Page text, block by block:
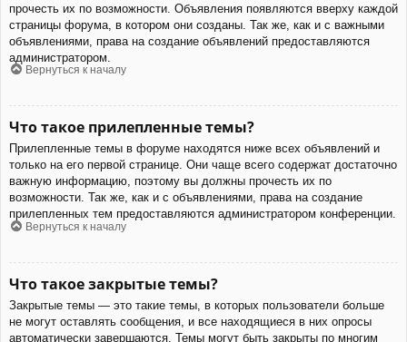
прочесть их по возможности. Объявления появляются вверху каждой
страницы форума, в котором они созданы. Так же, как и с важными
объявлениями, права на создание объявлений предоставляются
администратором.
Вернуться к началу
Что такое прилепленные темы?
Прилепленные темы в форуме находятся ниже всех объявлений и
только на его первой странице. Они чаще всего содержат достаточно
важную информацию, поэтому вы должны прочесть их по
возможности. Так же, как и с объявлениями, права на создание
прилепленных тем предоставляются администратором конференции.
Вернуться к началу
Что такое закрытые темы?
Закрытые темы — это такие темы, в которых пользователи больше
не могут оставлять сообщения, и все находящиеся в них опросы
автоматически завершаются. Темы могут быть закрыты по многим